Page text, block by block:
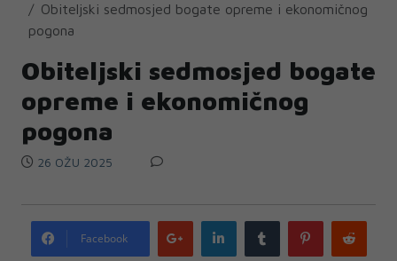
Obiteljski sedmosjed bogate opreme i ekonomičnog
pogona
Obiteljski sedmosjed bogate
opreme i ekonomičnog
pogona
26 OŽU 2025
Facebook
Google
plus
LinkedIn Tumblr Pinterest